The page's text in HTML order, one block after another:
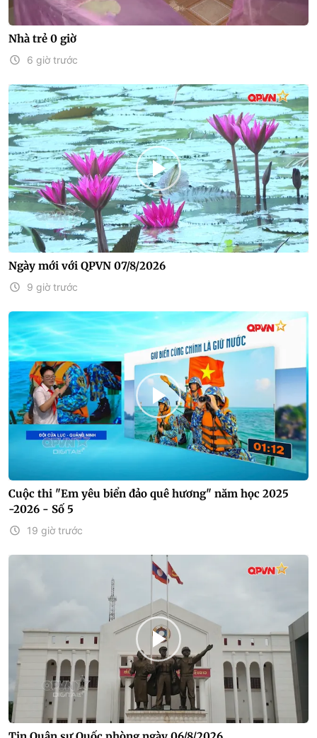
Nhà trẻ 0 giờ
6 giờ trước
Ngày mới với QPVN 07/8/2026
9 giờ trước
Cuộc thi "Em yêu biển đảo quê hương" năm học 2025
-2026 - Số 5
19 giờ trước